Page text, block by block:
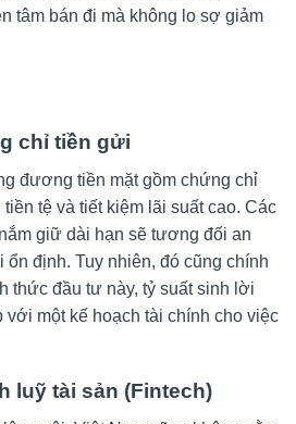
tâm bán đi mà không lo sợ giảm
chỉ tiền gửi
đương tiền mặt gồm chứng chỉ
tệ và tiết kiệm lãi suất cao. Các
giữ dài hạn sẽ tương đối an
định. Tuy nhiên, đó cũng chính
thức đầu tư này, tỷ suất sinh lời
với một kế hoạch tài chính cho việc
luỹ tài sản (Fintech)